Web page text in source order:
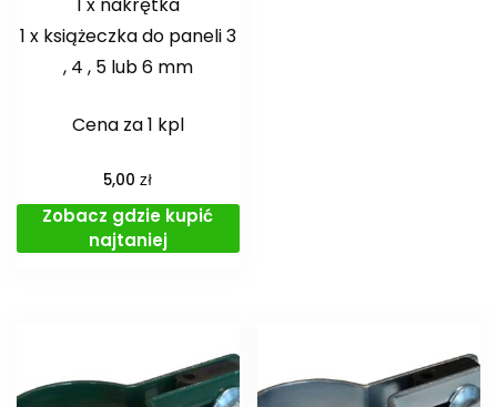
1 x książeczka do paneli 3
, 4 , 5 lub 6 mm
Cena za 1 kpl
5,00zł
Zobacz gdzie kupić
najtaniej